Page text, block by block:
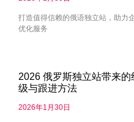
打造值得信赖的俄语独立站，助力
优化服务
2026 俄罗斯独立站带来
级与跟进方法
2026年1月30日